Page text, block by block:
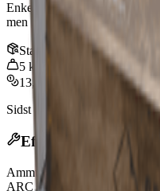
Enkeltvirkende håndkanon
men langsom håndtering.
Stak
5 kg
13,000
Sidst opdateret
Feb 24, 2026
Effekter
Ammunitionstype
Heavy Ammo
ARC rustningspenetrering